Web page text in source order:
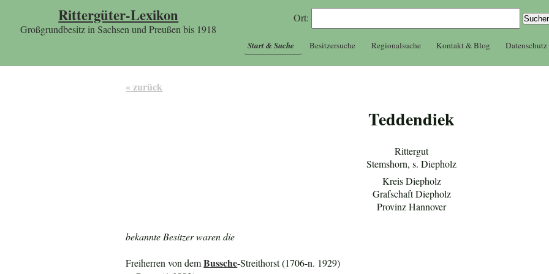
Rittergüter-Lexikon
Großgrundbesitz in Sachsen und Preußen bis 1918
Ort:
Start & Suche Besitzersuche Regionalsuche Kontakt & Blog Datenschutz
« zurück
Teddendiek
Rittergut
Stemshorn, s. Diepholz
Kreis Diepholz
Grafschaft Diepholz
Provinz Hannover
bekannte Besitzer waren die
Freiherren von demBussche-Streithorst (1706-n. 1929)